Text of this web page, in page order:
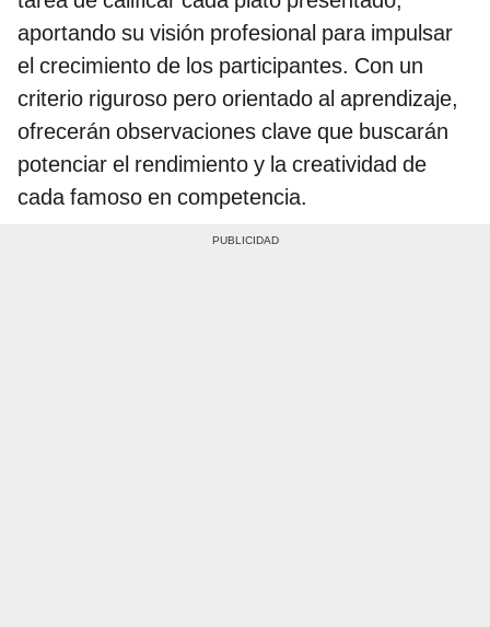
aportando su visión profesional para impulsar
el crecimiento de los participantes. Con un
criterio riguroso pero orientado al aprendizaje,
ofrecerán observaciones clave que buscarán
potenciar el rendimiento y la creatividad de
cada famoso en competencia.